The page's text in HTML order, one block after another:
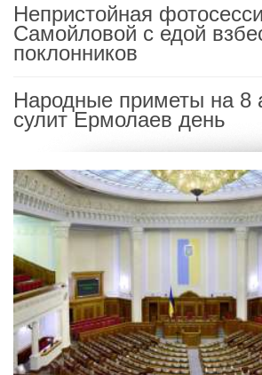
Непристойная
Самойловой с едой
поклонников
Народные приметы на 8
сулит Ермолаев день